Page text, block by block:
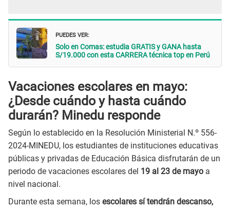
PUEDES VER:
Solo en Comas: estudia GRATIS y GANA hasta
S/19.000 con esta CARRERA técnica top en Perú
Vacaciones escolares en mayo:
¿Desde cuándo y hasta cuándo
durarán? Minedu responde
Según lo establecido en la Resolución Ministerial N.º 556-
2024-MINEDU, los estudiantes de instituciones educativas
públicas y privadas de Educación Básica disfrutarán de un
periodo de vacaciones escolares del 19 al 23 de mayo a
nivel nacional.
Durante esta semana, los escolares sí tendrán descanso,